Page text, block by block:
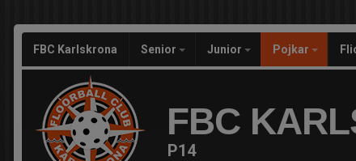
FBC Karlskrona Senior Junior Pojkar
FBC
P14